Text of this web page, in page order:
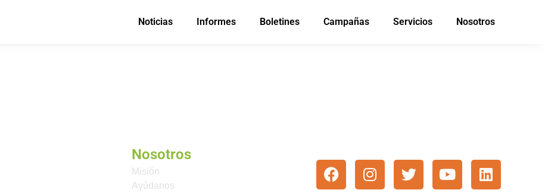
Noticias Informes Boletines Campañas Servicios Nosotros
Nosotros
Misión
Ayúdanos